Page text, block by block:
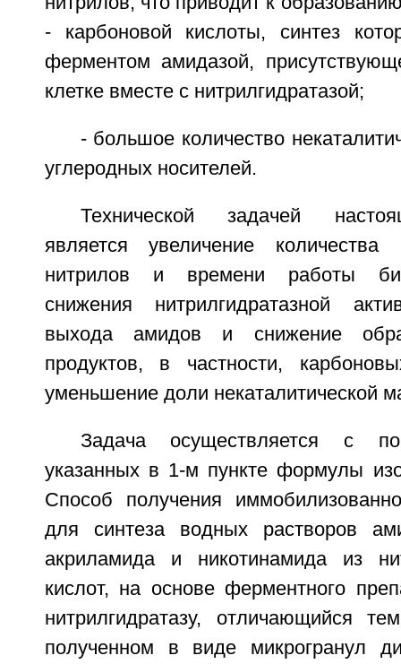
- карбоновой кислоты, синтез
ферментом амидазой,
клетке вместе с нитрилгидратазой;
- большое количество
углеродных носителей.
Технической задачей
является увеличение количества
нитрилов и времени работы
снижения нитрилгидратазной
выхода амидов и снижение
продуктов, в частности,
уменьшение доли некаталитической
Задача осуществляется с
указанных в 1-м пункте формулы
Способ получения
для синтеза водных растворов
акриламида и никотинамида из
кислот, на основе ферментного
нитрилгидратазу, отличающийся
полученном в виде микрогранул